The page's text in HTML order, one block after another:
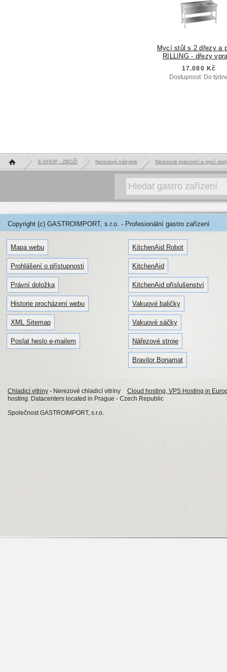
Mycí stůl s 2 dřezy a
RILLING - dřezy
17.080 Kč
Dostupnost: Do
Hlavní stránka E-SHOP - ZBOŽÍ Nerezový nábytek Nerezové pracovní a mycí
Copyright (c) GASTROIMPORT, s.r.o. - Profesionální gastro zařízení
Mapa webu
Prohlášení o přístupnosti
Právní doložka
Historie procházení webu
XML Sitemap
Poslat heslo e-mailem
KitchenAid Robot
KitchenAid
KitchenAid příslušenství
Vakuové baličky
Vakuové sáčky
Nářezové stroje
Bravilor Bonamat
Chladicí vitriny - Nerezové chladicí vitríny
Cloud hosting, VPS Hosting in
hosting. Datacenters located in Prague - Czech Republic
Společnost GASTROIMPORT, s.r.o.